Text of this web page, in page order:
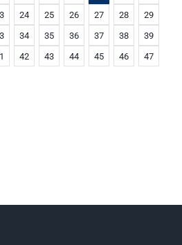
24 25 26 27 28
29
34 35 36 37 38
39
42 43 44 45 46 47